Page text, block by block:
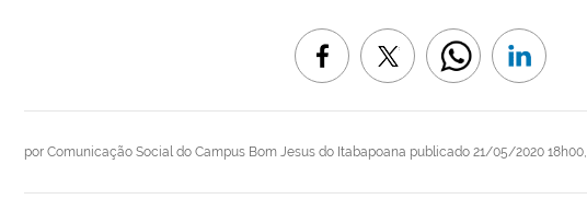
por Comunicação Social do Campus Bom Jesus do Itabapoana publicado21/05/2020 18h00,